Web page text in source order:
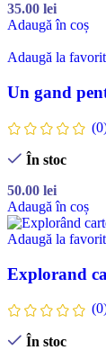
35.00 lei
Adaugă în coș
Adaugă la
Un gand
În stoc
50.00 lei
Adaugă în coș
Adaugă la
Explorand
În stoc